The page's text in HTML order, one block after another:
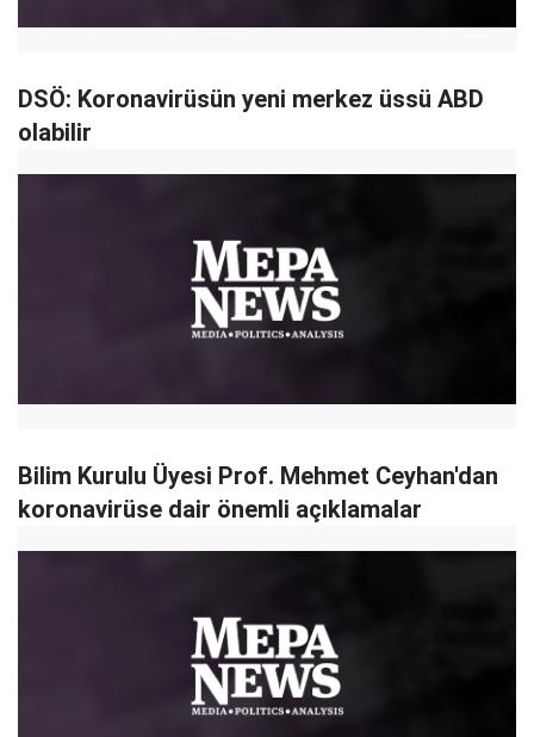
DSÖ: Koronavirüsün yeni merkez üssü ABD
olabilir
Bilim Kurulu Üyesi Prof. Mehmet Ceyhan'dan
koronavirüse dair önemli açıklamalar